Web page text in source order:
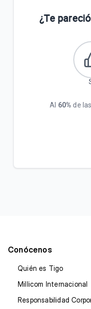
¿Te
Al 60% de
Conócenos
Quién es Tigo
Millicom Internacional
Responsabilidad